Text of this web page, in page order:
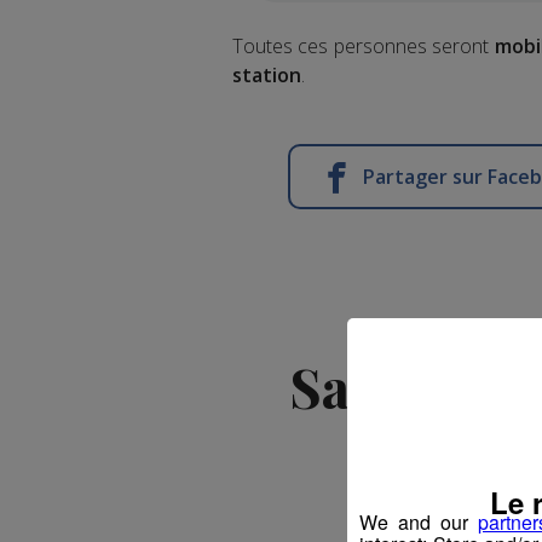
Toutes ces personnes seront
station.
Partager sur
Savoie /
We and our Le